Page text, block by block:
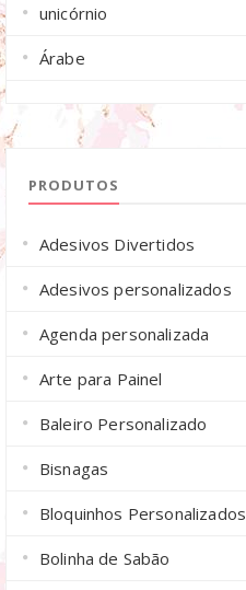
unicórnio
Árabe
PRODUTOS
Adesivos Divertidos
Adesivos personalizados
Agenda personalizada
Arte para Painel
Baleiro Personalizado
Bisnagas
Bloquinhos Personalizados
Bolinha de Sabão